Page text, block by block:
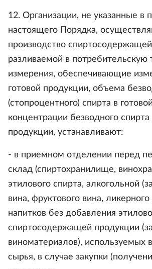
12. Организации, не указанные в
настоящего Порядка,
производство
разливаемой в потребительскую
измерения, обеспечивающие
готовой продукции, объема
(стопроцентного) спирта в
концентрации безводного спирта
продукции, устанавливают:
- в приемном отделении перед
склад (спиртохранилище,
этилового спирта, алкогольной
вина, фруктового вина,
напитков без добавления
спиртосодержащей продукции
виноматериалов), используемых
сырья, в случае закупки